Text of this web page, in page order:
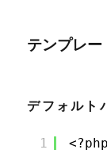
テンプレー
デフォルト
1